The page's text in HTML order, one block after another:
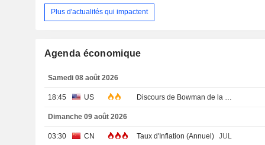
Plus d'actualités qui impactent
Agenda économique
Samedi 08 août 2026
18:45 US Discours de Bowman de la Fed
Dimanche 09 août 2026
03:30 CN Taux d'Inflation (Annuel) JUL